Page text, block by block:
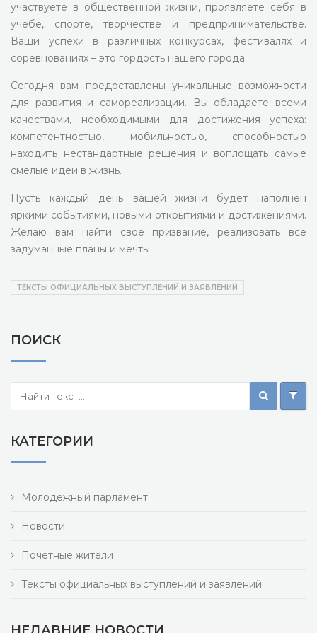
участвуете в общественной жизни, проявляете себя в
учебе, спорте, творчестве и предпринимательстве.
Ваши успехи в различных конкурсах, фестивалях и
соревнованиях – это гордость нашего города.
Сегодня вам предоставлены уникальные возможности
для развития и самореализации. Вы обладаете всеми
качествами, необходимыми для достижения успеха:
компетентностью, мобильностью, способностью
находить нестандартные решения и воплощать самые
смелые идеи в жизнь.
Пусть каждый день вашей жизни будет наполнен
яркими событиями, новыми открытиями и достижениями.
Желаю вам найти свое призвание, реализовать все
задуманные планы и мечты.
ТЕКСТЫ ОФИЦИАЛЬНЫХ ВЫСТУПЛЕНИЙ И ЗАЯВЛЕНИЙ
ПОИСК
КАТЕГОРИИ
Молодежный парламент
Новости
Почетные жители
Тексты официальных выступлений и заявлений